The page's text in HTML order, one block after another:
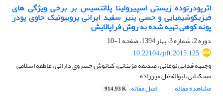
اثرپودرتوده زیستی اسپیرولینا پلاتنسیس بر برخی ویژگی های
فیزیکوشیمیایی و حسی پنیر سفید ایرانی پروبیوتیک حاوی پودر
پونه کوهی تهیه شده به روش فراپالایش
دوره 2، شماره 3، بهار 1394، صفحه
1-10
10.22104/jift.2015.125
وجیهه فدایی نوغانی، صدیقه مزینانی، کیانوش خسروی دارانی، عاطفه اسلامی
مشکنانی، ابوالفضل میرزاده
مشاهده مقاله
اصل مقاله 914.93 K